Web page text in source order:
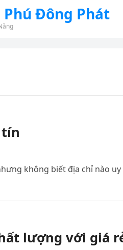
Đông Phát
không biết địa chỉ nào
lượng với giá